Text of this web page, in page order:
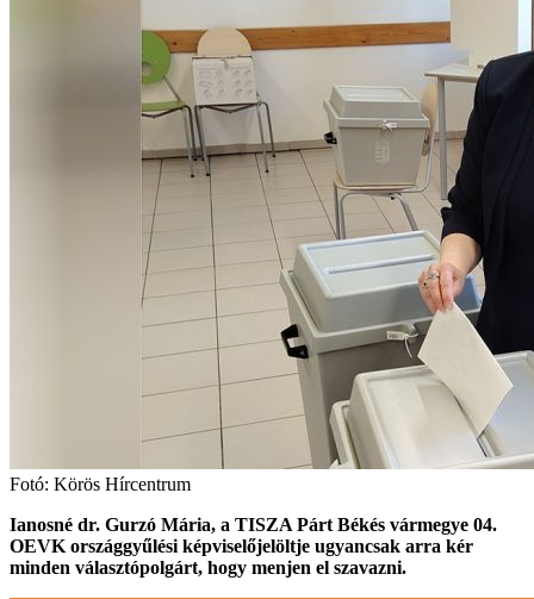
Fotó: Körös Hírcentrum
Ianosné dr. Gurzó Mária, a TISZA Párt Békés vármegye 04.
OEVK országgyűlési képviselőjelöltje ugyancsak arra kér
minden választópolgárt, hogy menjen el szavazni.